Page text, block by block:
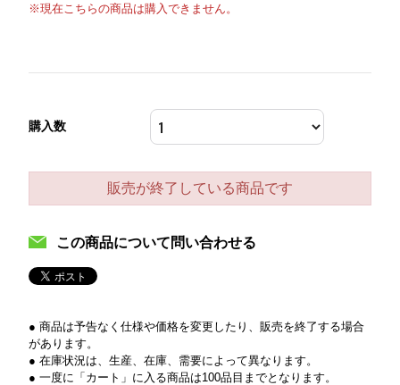
※現在こちらの商品は購入できません。
購入数
販売が終了している商品です
この商品について問い合わせる
● 商品は予告なく仕様や価格を変更したり、販売を終了する場合
があります。
● 在庫状況は、生産、在庫、需要によって異なります。
● 一度に「カート」に入る商品は100品目までとなります。